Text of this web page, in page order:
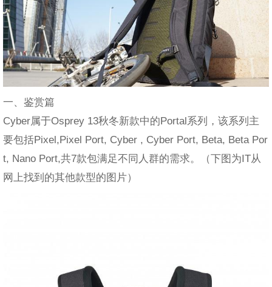
一、鉴赏篇
Cyber属于Osprey 13秋冬新款中的Portal系列，该系列主
要包括Pixel,Pixel Port, Cyber , Cyber Port, Beta, Beta Por
t, Nano Port,共7款包满足不同人群的需求。（下图为IT从
网上找到的其他款型的图片）